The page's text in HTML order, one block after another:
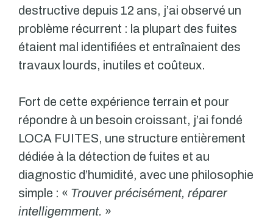
destructive depuis 12 ans, j’ai observé un
problème récurrent : la plupart des fuites
étaient mal identifiées et entraînaient des
travaux lourds, inutiles et coûteux.
Fort de cette expérience terrain et pour
répondre à un besoin croissant, j’ai fondé
LOCA FUITES, une structure entièrement
dédiée à la détection de fuites et au
diagnostic d’humidité, avec une philosophie
simple : « Trouver précisément, réparer
intelligemment. »